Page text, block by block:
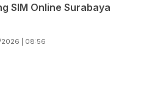
SIM Online Surabaya
2026 | 08:56